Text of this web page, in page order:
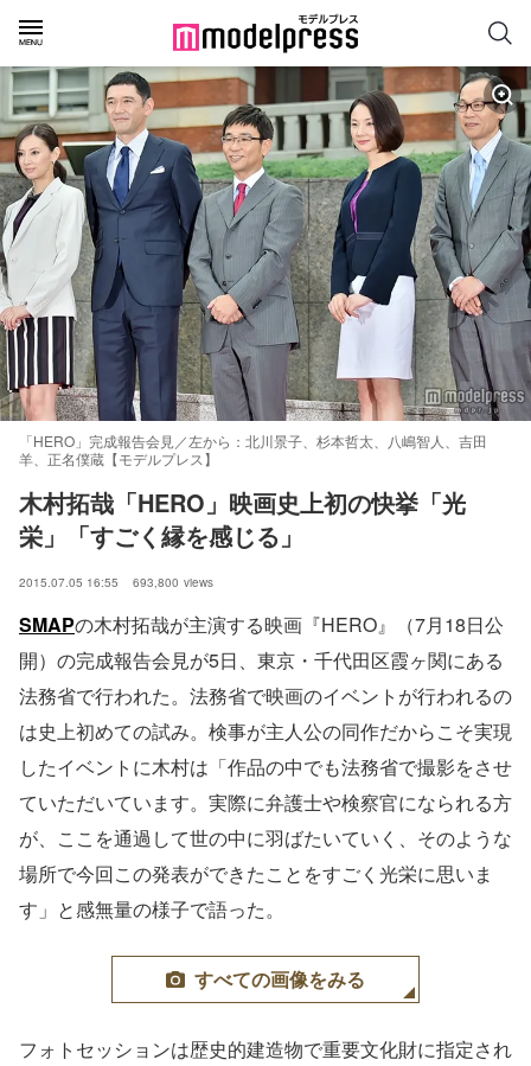
「HERO」完成報告会見／左から：北川景子、杉本哲太、八嶋智人、吉田
羊、正名僕蔵【モデルプレス】
木村拓哉「HERO」映画史上初の快挙「光
栄」「すごく縁を感じる」
2015.07.05 16:55 693,800 views
SMAPの木村拓哉が主演する映画『HERO』（7月18日公
開）の完成報告会見が5日、東京・千代田区霞ヶ関にある
法務省で行われた。法務省で映画のイベントが行われるの
は史上初めての試み。検事が主人公の同作だからこそ実現
したイベントに木村は「作品の中でも法務省で撮影をさせ
ていただいています。実際に弁護士や検察官になられる方
が、ここを通過して世の中に羽ばたいていく、そのような
場所で今回この発表ができたことをすごく光栄に思いま
す」と感無量の様子で語った。
すべての画像をみる
フォトセッションは歴史的建造物で重要文化財に指定され